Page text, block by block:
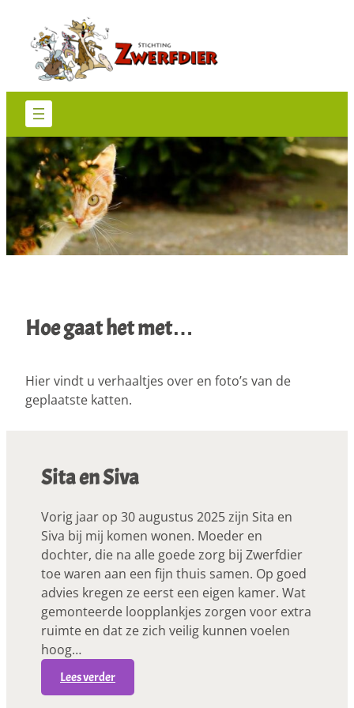
Hoe gaat het met…
Hier vindt u verhaaltjes over en foto’s van de
geplaatste katten.
Sita en Siva
Vorig jaar op 30 augustus 2025 zijn Sita en
Siva bij mij komen wonen. Moeder en
dochter, die na alle goede zorg bij Zwerfdier
toe waren aan een fijn thuis samen. Op goed
advies kregen ze eerst een eigen kamer. Wat
gemonteerde loopplankjes zorgen voor extra
ruimte en dat ze zich veilig kunnen voelen
hoog…
Lees verder:
S